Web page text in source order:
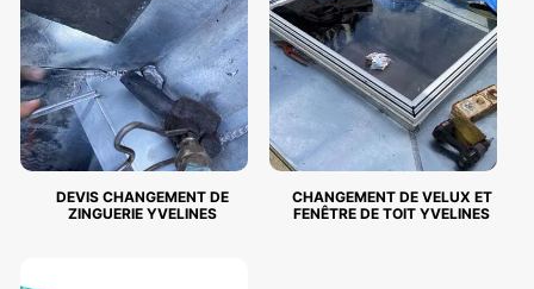
DEVIS CHANGEMENT DE
ZINGUERIE YVELINES
CHANGEMENT DE VELUX ET
FENÊTRE DE TOIT YVELINES